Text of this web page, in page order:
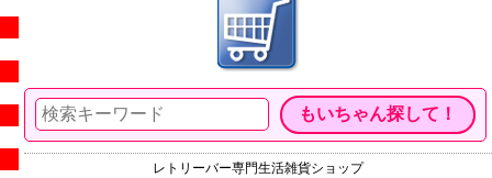
レトリーバー専門生活雑貨ショップ